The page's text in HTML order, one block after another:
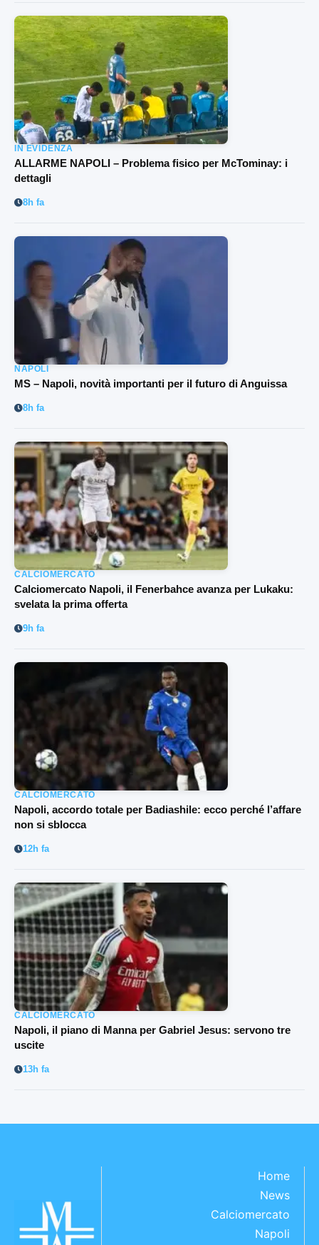
IN EVIDENZA
ALLARME NAPOLI – Problema fisico per McTominay: i
dettagli
8h fa
NAPOLI
MS – Napoli, novità importanti per il futuro di Anguissa
8h fa
CALCIOMERCATO
Calciomercato Napoli, il Fenerbahce avanza per Lukaku:
svelata la prima offerta
9h fa
CALCIOMERCATO
Napoli, accordo totale per Badiashile: ecco perché l’affare
non si sblocca
12h fa
CALCIOMERCATO
Napoli, il piano di Manna per Gabriel Jesus: servono tre
uscite
13h fa
Home
News
Calciomercato
Napoli